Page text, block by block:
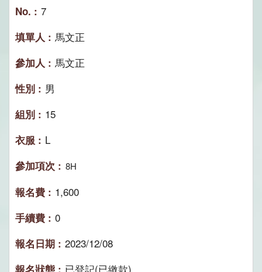
7
馬文正
馬文正
男
15
L
8H
1,600
0
2023/12/08
已登記(已繳款)